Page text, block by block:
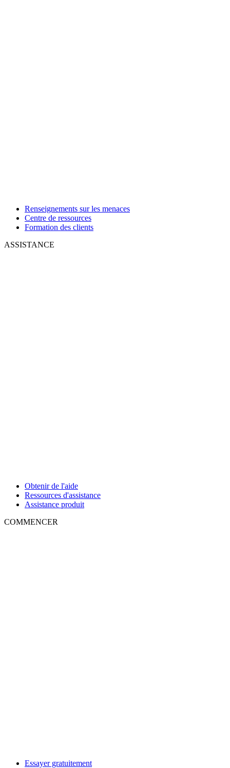
Renseignements sur les menaces
Centre de ressources
Formation des clients
ASSISTANCE
Obtenir de l'aide
Ressources d'assistance
Assistance produit
COMMENCER
Essayer gratuitement